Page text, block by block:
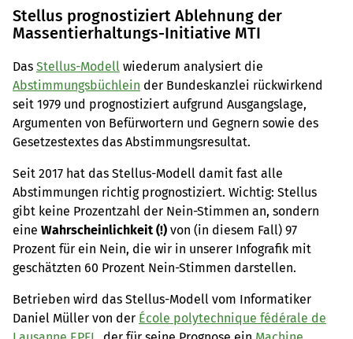
Stellus prognostiziert Ablehnung der
Massentierhaltungs-Initiative MTI
Das Stellus-Modell wiederum analysiert die
Abstimmungsbüchlein der Bundeskanzlei rückwirkend
seit 1979 und prognostiziert aufgrund Ausgangslage,
Argumenten von Befürwortern und Gegnern sowie des
Gesetzestextes das Abstimmungsresultat.
Seit 2017 hat das Stellus-Modell damit fast alle
Abstimmungen richtig prognostiziert. Wichtig: Stellus
gibt keine Prozentzahl der Nein-Stimmen an, sondern
eine Wahrscheinlichkeit (!) von (in diesem Fall) 97
Prozent für ein Nein, die wir in unserer Infografik mit
geschätzten 60 Prozent Nein-Stimmen darstellen.
Betrieben wird das Stellus-Modell vom Informatiker
Daniel Müller von der École polytechnique fédérale de